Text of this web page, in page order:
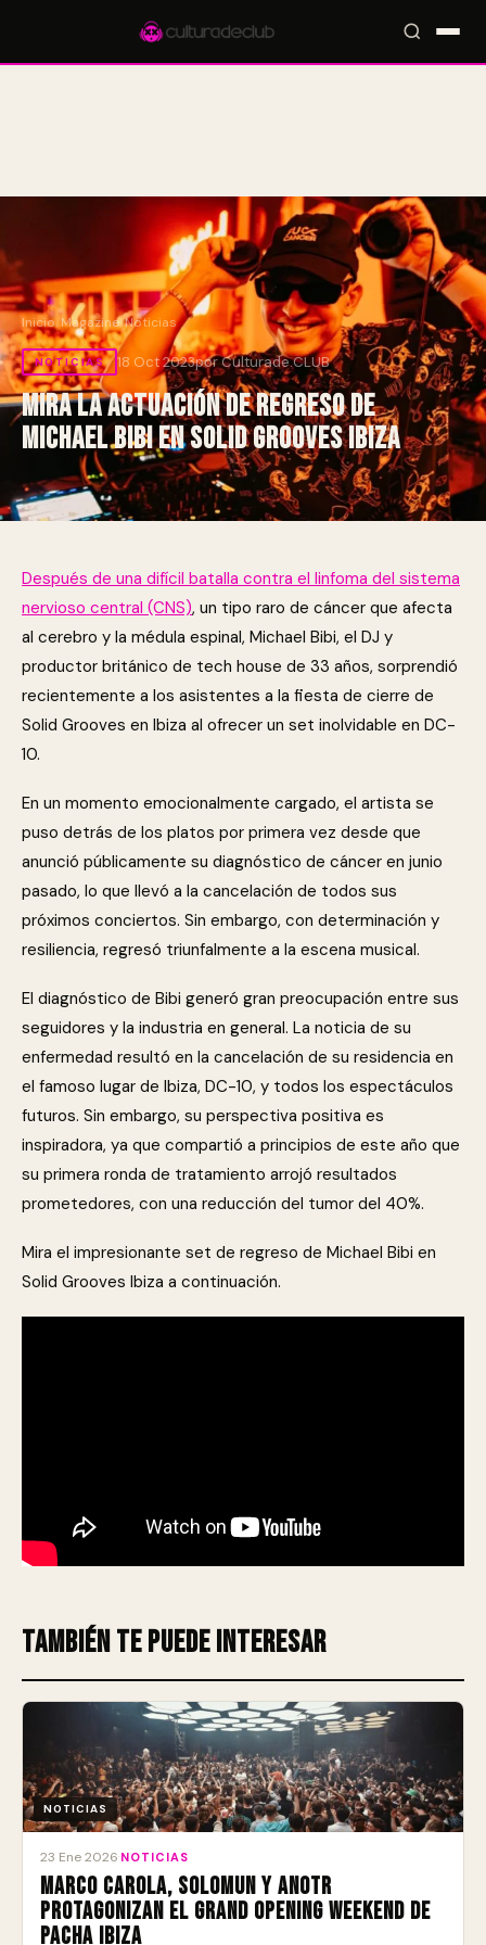
Inicio/Magazine/Noticias
NOTICIAS 18 Oct 2023por Culturade.CLUB
Mira la actuación de regreso de
Michael Bibi en Solid Grooves Ibiza
Después de una difícil batalla contra el linfoma del sistema
nervioso central (CNS), un tipo raro de cáncer que afecta
al cerebro y la médula espinal, Michael Bibi, el DJ y
productor británico de tech house de 33 años, sorprendió
recientemente a los asistentes a la fiesta de cierre de
Solid Grooves en Ibiza al ofrecer un set inolvidable en DC-
10.
En un momento emocionalmente cargado, el artista se
puso detrás de los platos por primera vez desde que
anunció públicamente su diagnóstico de cáncer en junio
pasado, lo que llevó a la cancelación de todos sus
próximos conciertos. Sin embargo, con determinación y
resiliencia, regresó triunfalmente a la escena musical.
El diagnóstico de Bibi generó gran preocupación entre sus
seguidores y la industria en general. La noticia de su
enfermedad resultó en la cancelación de su residencia en
el famoso lugar de Ibiza, DC-10, y todos los espectáculos
futuros. Sin embargo, su perspectiva positiva es
inspiradora, ya que compartió a principios de este año que
su primera ronda de tratamiento arrojó resultados
prometedores, con una reducción del tumor del 40%.
Mira el impresionante set de regreso de Michael Bibi en
Solid Grooves Ibiza a continuación.
También te puede interesar
NOTICIAS
23 Ene 2026 NOTICIAS
Marco Carola, Solomun y ANOTR
protagonizan el Grand Opening Weekend de
Pacha Ibiza